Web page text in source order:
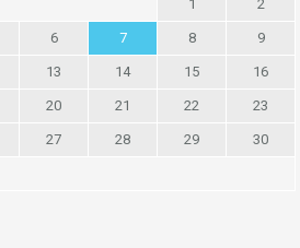
1 2
6 7 8 9
13 14 15 16
20 21 22 23
27 28 29 30